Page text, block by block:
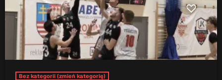
Serwis Informacyjny
18:00 - 18:05
TOP CHART
Bez kategorii (zmień kategorię)